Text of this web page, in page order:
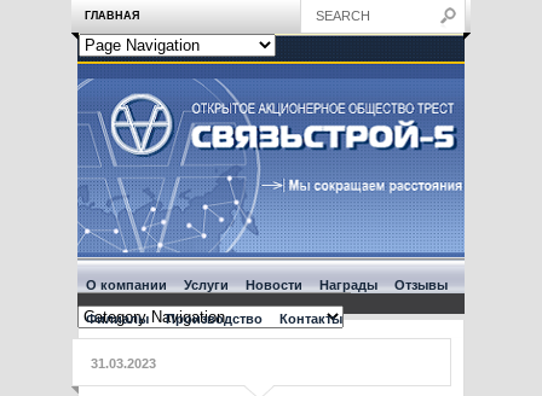
ГЛАВНАЯ
О компании Услуги Новости Награды Отзывы
Филиалы Производство Контакты
31.03.2023